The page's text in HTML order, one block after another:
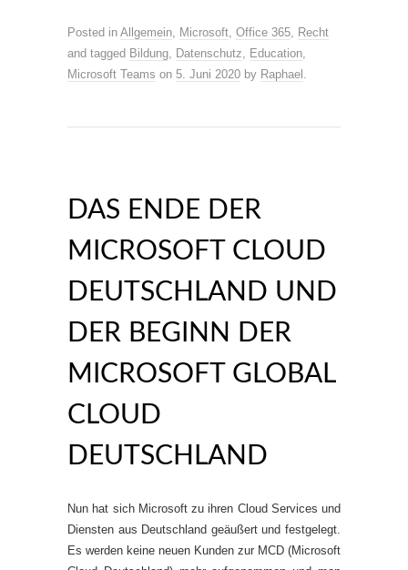
Posted in Allgemein, Microsoft, Office 365, Recht
and tagged Bildung, Datenschutz, Education,
Microsoft Teams on 5. Juni 2020 by Raphael .
DAS ENDE DER
MICROSOFT CLOUD
DEUTSCHLAND UND
DER BEGINN DER
MICROSOFT GLOBAL
CLOUD
DEUTSCHLAND
Nun hat sich Microsoft zu ihren Cloud Services und
Diensten aus Deutschland geäußert und festgelegt.
Es werden keine neuen Kunden zur MCD (Microsoft